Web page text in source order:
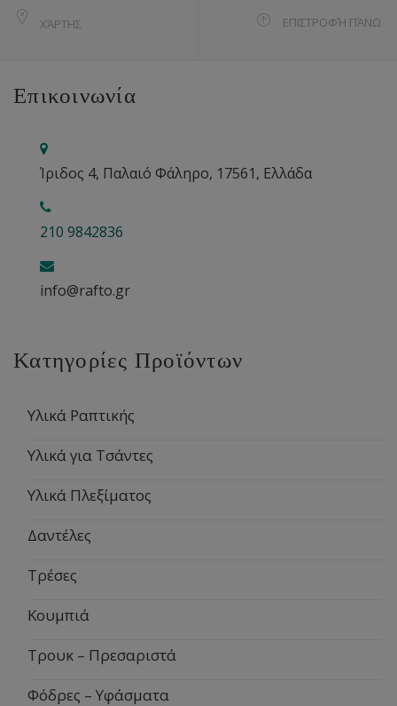
ΧΆΡΤΗΣ ΕΠΙΣΤΡΟΦΉ ΠΆΝΩ
Επικοινωνία
Ίριδος 4, Παλαιό Φάληρο, 17561, Ελλάδα
210 9842836
info@rafto.gr
Κατηγορίες Προϊόντων
Υλικά Ραπτικής
Υλικά για Τσάντες
Υλικά Πλεξίματος
Δαντέλες
Τρέσες
Κουμπιά
Τρουκ – Πρεσαριστά
Φόδρες – Υφάσματα